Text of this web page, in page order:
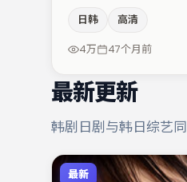
中承担叙事驱动，刘亦
疑调剂（视场次而定）
气追完。
日韩 高清
4万 47个月前
最新更新
韩剧日剧与韩日综艺
最新